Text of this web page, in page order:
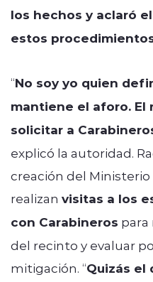
los hechos y aclaró
estos
“No soy yo quien
mantiene el aforo. El
solicitar a
explicó la autoridad.
creación del
realizan visitas a los
con Carabineros para
del recinto y evaluar
mitigación. “Quizás